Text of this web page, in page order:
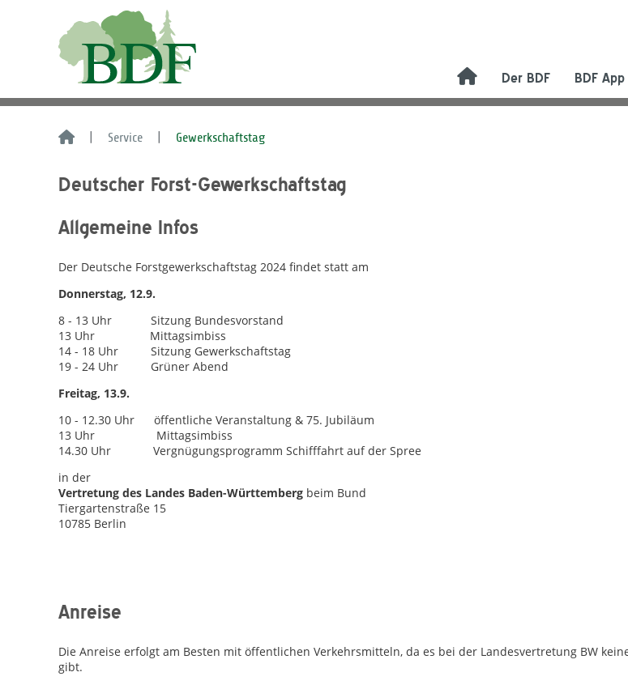
Der BDF BDF App
Service Gewerkschaftstag
Deutscher Forst-Gewerkschaftstag
Allgemeine Infos
Der Deutsche Forstgewerkschaftstag 2024 findet statt am
Donnerstag, 12.9.
8 - 13 Uhr Sitzung Bundesvorstand
13 Uhr Mittagsimbiss
14 - 18 Uhr Sitzung Gewerkschaftstag
19 - 24 Uhr Grüner Abend
Freitag, 13.9.
10 - 12.30 Uhr öffentliche Veranstaltung & 75. Jubiläum
13 Uhr Mittagsimbiss
14.30 Uhr Vergnügungsprogramm Schifffahrt auf der Spree
in der
Vertretung des Landes Baden-Württemberg beim Bund
Tiergartenstraße 15
10785 Berlin
Anreise
Die Anreise erfolgt am Besten mit öffentlichen Verkehrsmitteln, da es bei der Landesvertretung BW
gibt.